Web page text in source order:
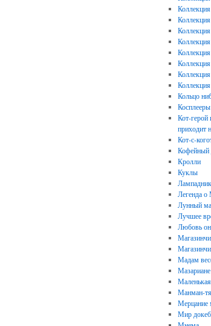
Кольцо
Косплееры
Кот-герой
приходит
Кот-с-
Кофейный
Кролли
Куклы
Лампадник
Легенда о
Лунный
Лучшее
Любовь
Мадам
Мазариане
Манман-
Мерцание
Мир